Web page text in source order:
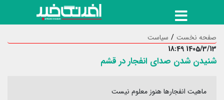
صفحه نخست
سیاست
1405/3/13 18:49
شنیدن شدن صدای انفجار در قشم
ماهیت انفجارها هنوز معلوم نیست